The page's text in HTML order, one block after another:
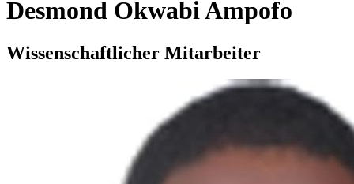
Desmond Okwabi Ampofo
Wissenschaftlicher Mitarbeiter